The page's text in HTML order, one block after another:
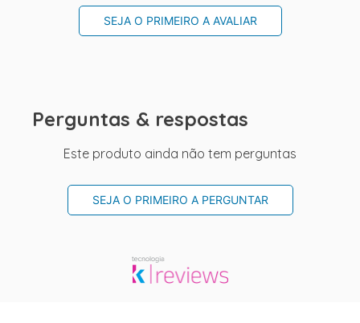
SEJA O PRIMEIRO A AVALIAR
Perguntas & respostas
Este produto ainda não tem perguntas
SEJA O PRIMEIRO A PERGUNTAR